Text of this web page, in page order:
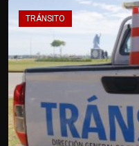
TRÁNSITO